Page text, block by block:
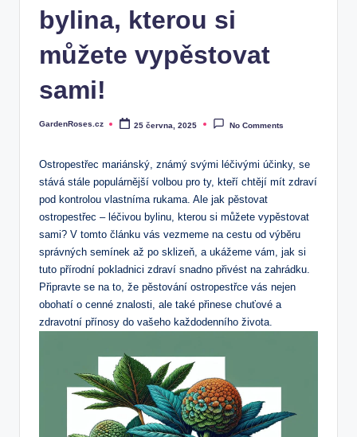
bylina, kterou si
můžete vypěstovat
sami!
Posted
GardenRoses.cz 25 června, 2025 No Comments
Ostropestřec mariánský, známý svými léčivými účinky, se
stává stále populárnější volbou pro ty, kteří chtějí mít zdraví
pod kontrolou vlastníma rukama. Ale jak pěstovat
ostropestřec – léčivou bylinu, kterou si můžete vypěstovat
sami? V tomto článku vás vezmeme na cestu od výběru
správných semínek až po sklizeň, a ukážeme vám, jak si
tuto přírodní pokladnici zdraví snadno přivést na zahrádku.
Připravte se na to, že pěstování ostropestřce vás nejen
obohatí o cenné znalosti, ale také přinese chuťové a
zdravotní přínosy do vašeho každodenního života.